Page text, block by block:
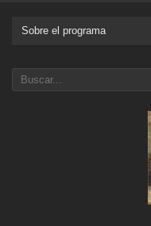
Sobre el programa